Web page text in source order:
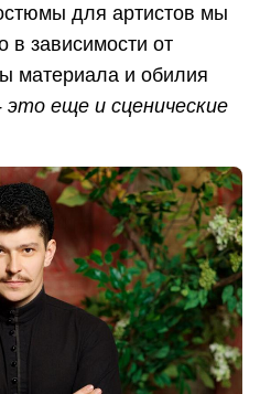
для артистов мы
в зависимости от
материала и обилия
это еще и сценические